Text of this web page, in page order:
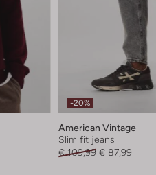
-20%
American Vintage
Slim fit jeans
€ 109,99 € 87,99